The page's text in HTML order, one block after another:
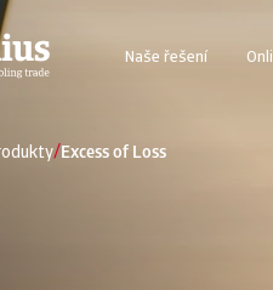
Naše řešení
/Excess of Loss